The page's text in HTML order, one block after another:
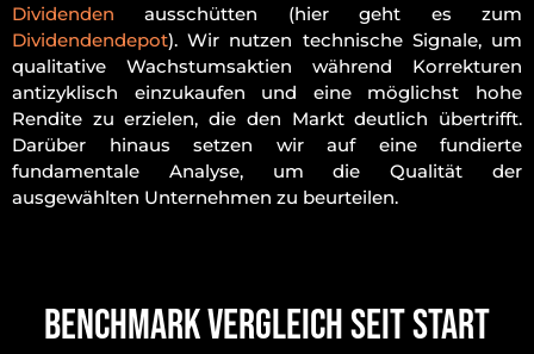
Dividenden ausschütten (hier geht es zum
Dividendendepot). Wir nutzen technische Signale, um
qualitative Wachstumsaktien während Korrekturen
antizyklisch einzukaufen und eine möglichst hohe
Rendite zu erzielen, die den Markt deutlich übertrifft.
Darüber hinaus setzen wir auf eine fundierte
fundamentale Analyse, um die Qualität der
ausgewählten Unternehmen zu beurteilen.
Benchmark Vergleich seit Start